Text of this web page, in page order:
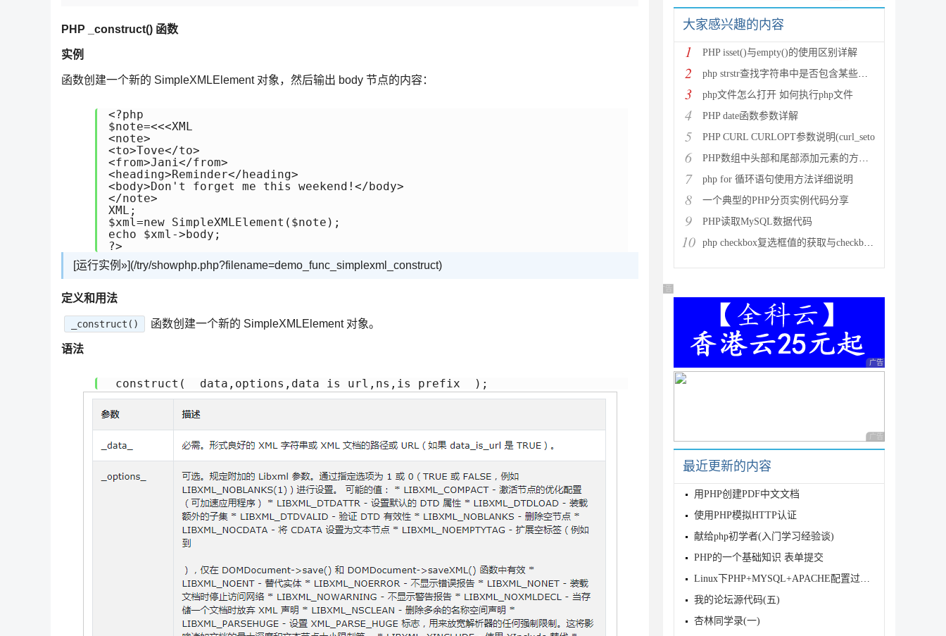
PHP _construct() 函数
实例
函数创建一个新的 SimpleXMLElement 对象，然后输出 body 节点的内容：
<?php
$note=<<<XML
<note>
<to>Tove</to>
<from>Jani</from>
<heading>Reminder</heading>
<body>Don't forget me this weekend!</body>
</note>
XML;
$xml=new SimpleXMLElement($note);
echo $xml->body;
?>
[运行实例»](/try/showphp.php?filename=demo_func_simplexml_construct)
定义和用法
_construct() 函数创建一个新的 SimpleXMLElement 对象。
语法
_construct( _data,options,data_is_url,ns,is_prefix_ );
大家感兴趣的内容
1 PHP isset()与empty()的使用区别详解
2 php strstr查找字符串中是否包含某些字符的查找函数
3 php文件怎么打开 如何执行php文件
4 PHP date函数参数详解
5 PHP CURL CURLOPT参数说明(curl_seto
6 PHP数组中头部和尾部添加元素的方法(array_unshi
7 php for 循环语句使用方法详细说明
8 一个典型的PHP分页实例代码分享
9 PHP读取MySQL数据代码
10 php checkbox复选框值的获取与checkbox默认
广告 商业广告，理性选择
广告 商业广告，理性
广告 商业广告，理性
最近更新的内容
用PHP创建PDF中文文档
使用PHP模拟HTTP认证
献给php初学者(入门学习经验谈)
PHP的一个基础知识 表单提交
Linux下PHP+MYSQL+APACHE配置过程 (摘)
我的论坛源代码(五)
杏林同学录(一)